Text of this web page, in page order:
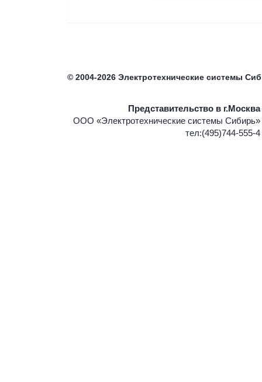
© 2004-2026 Электротехнические системы
Представительство в г.Москва
ООО «Электротехнические системы Сибирь»
тел:(495)744-555-4